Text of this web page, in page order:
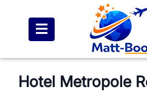
Hotel Metropole